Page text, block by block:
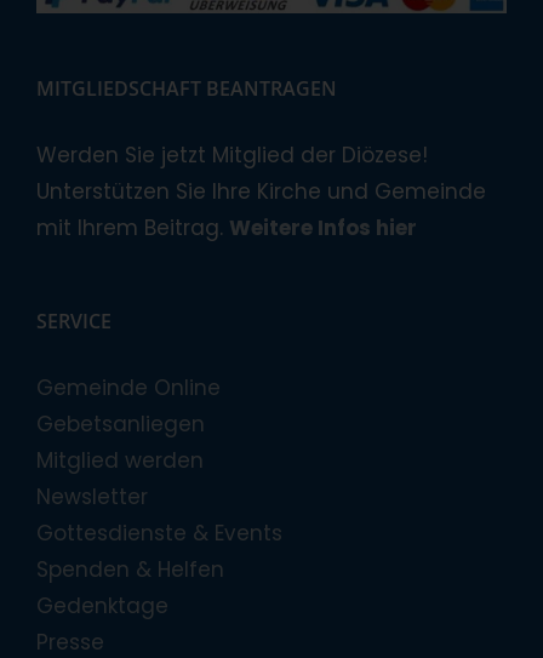
MITGLIEDSCHAFT BEANTRAGEN
Werden Sie jetzt Mitglied der Diözese!
Unterstützen Sie Ihre Kirche und Gemeinde
mit Ihrem Beitrag. Weitere Infos hier
SERVICE
Gemeinde Online
Gebetsanliegen
Mitglied werden
Newsletter
Gottesdienste & Events
Spenden & Helfen
Gedenktage
Presse